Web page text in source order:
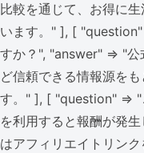
比較を通じて、お得に
います。" ], [ "question"
すか？", "answer" => "
ど信頼できる情報源を
す。" ], [ "question" => "
を利用すると報酬が発
はアフィリエイトリン